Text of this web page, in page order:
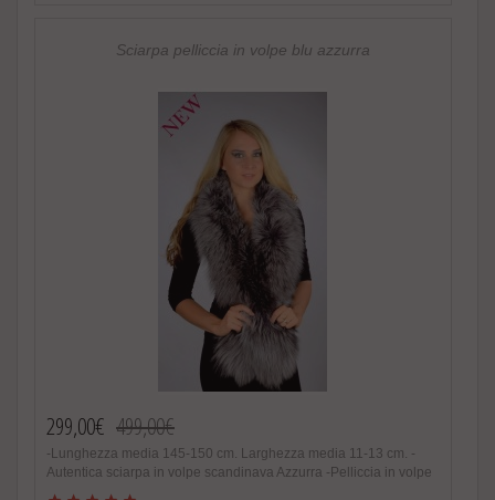
pelliccia-visone-nero-regalo ..
Sciarpa pelliccia in volpe blu azzurra
299,00€ 499,00€
-Lunghezza media 145-150 cm. Larghezza media 11-13 cm. -
Autentica sciarpa in volpe scandinava Azzurra -Pelliccia in volpe